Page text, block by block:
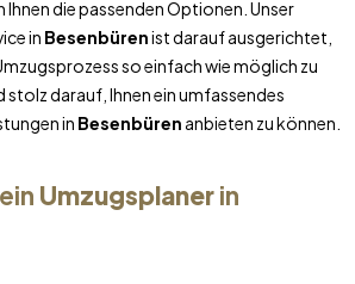
die passenden Optionen. Unser
in Besenbürenist darauf ausgerichtet,
so einfach wie möglich zu
stolz darauf, Ihnen ein umfassendes
in Besenbüren anbieten zu können.
Umzugsplanerin